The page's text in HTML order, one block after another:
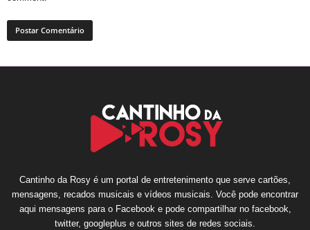
Cantinho da Rosy é um portal de entretenimento que serve cartões,
mensagens, recados musicais e vídeos musicais. Você pode encontrar
aqui mensagens para o Facebook e pode compartilhar no facebook,
twitter, googleplus e outros sites de redes sociais.